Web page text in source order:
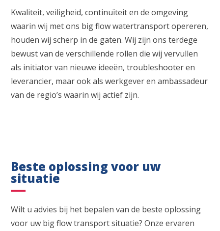
Kwaliteit, veiligheid, continuïteit en de omgeving
waarin wij met ons big flow watertransport opereren,
houden wij scherp in de gaten. Wij zijn ons terdege
bewust van de verschillende rollen die wij vervullen
als initiator van nieuwe ideeën, troubleshooter en
leverancier, maar ook als werkgever en ambassadeur
van de regio’s waarin wij actief zijn.
Beste oplossing voor uw
situatie
Wilt u advies bij het bepalen van de beste oplossing
voor uw big flow transport situatie? Onze ervaren